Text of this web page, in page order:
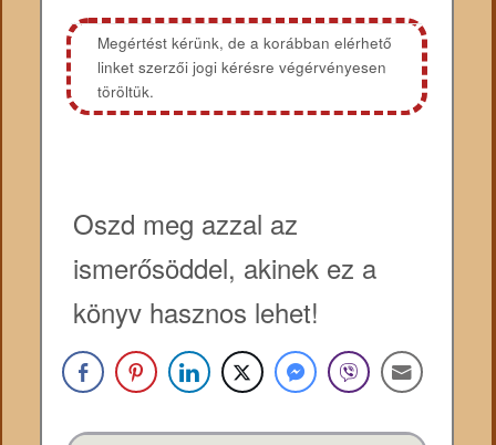
Megértést kérünk, de a korábban elérhető
linket szerzői jogi kérésre végérvényesen
töröltük.
Oszd meg azzal az
ismerősöddel, akinek ez a
könyv hasznos lehet!